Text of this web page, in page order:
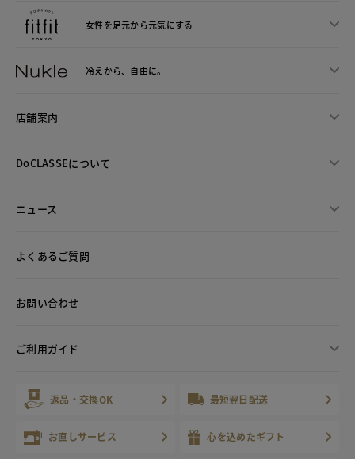
女性を足元から元気にする
冷えから、 自由に。
店舗案内
DoCLASSEについて
ニュース
よくあるご質問
お問い合わせ
ご利用ガイド
返品・交換OK 最短翌日配送
お直しサービス 心を込めたギフト